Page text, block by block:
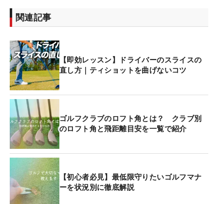
関連記事
【即効レッスン】ドライバーのスライスの
直し方｜ティショットを曲げないコツ
ゴルフクラブのロフト角とは？ クラブ別
のロフト角と飛距離目安を一覧で紹介
【初心者必見】最低限守りたいゴルフマナ
ーを状況別に徹底解説